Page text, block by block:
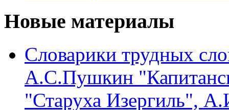
Новые материалы
Словарики трудных
А.С.Пушкин
"Старуха Изергиль",